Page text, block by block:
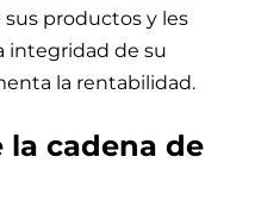
productos y les
integridad de su
la rentabilidad.
cadena de